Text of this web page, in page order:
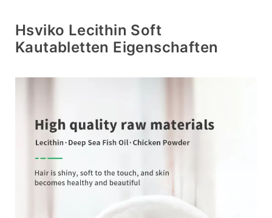
Hsviko Lecithin Soft
Kautabletten Eigenschaften